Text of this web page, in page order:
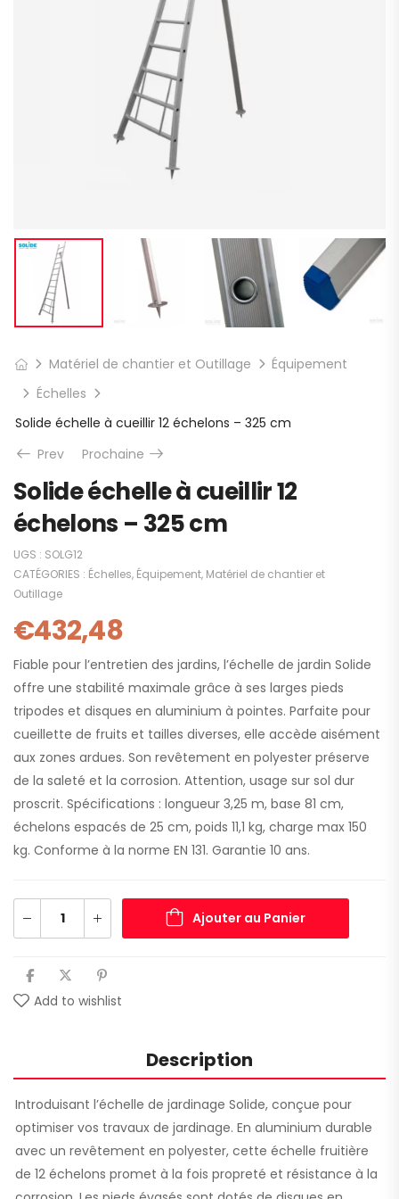
Matériel de chantier et Outillage
Équipement
Échelles
Solide échelle à cueillir 12 échelons – 325 cm
Prev
Prochaine
Solide échelle à cueillir 12
échelons – 325 cm
UGS : SOLG12
CATÉGORIES : Échelles, Équipement, Matériel de chantier et
Outillage
€432,48
Fiable pour l’entretien des jardins, l’échelle de jardin Solide
offre une stabilité maximale grâce à ses larges pieds
tripodes et disques en aluminium à pointes. Parfaite pour
cueillette de fruits et tailles diverses, elle accède aisément
aux zones ardues. Son revêtement en polyester préserve
de la saleté et la corrosion. Attention, usage sur sol dur
proscrit. Spécifications : longueur 3,25 m, base 81 cm,
échelons espacés de 25 cm, poids 11,1 kg, charge max 150
kg. Conforme à la norme EN 131. Garantie 10 ans.
Ajouter au Panier
Add to wishlist
Description
Introduisant l’échelle de jardinage Solide, conçue pour
optimiser vos travaux de jardinage. En aluminium durable
avec un revêtement en polyester, cette échelle fruitière
de 12 échelons promet à la fois propreté et résistance à la